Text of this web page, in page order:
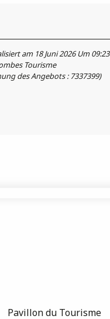
am 18 Juni 2026 Um 09:23
Tourisme
des Angebots : 7337399)
Pavillon du Tourisme